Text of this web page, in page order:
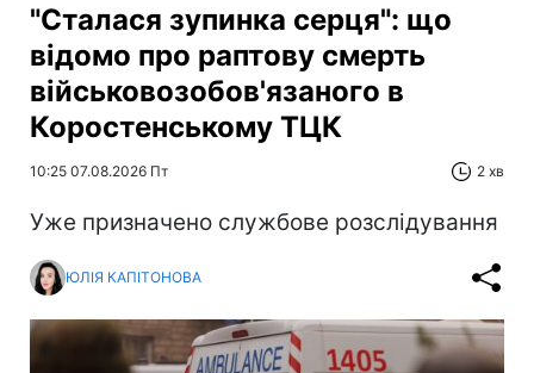
"Сталася зупинка серця": що
відомо про раптову смерть
військовозобов'язаного в
Коростенському ТЦК
10:25 07.08.2026 Пт 2 хв
Уже призначено службове розслідування
ЮЛІЯ КАПІТОНОВА